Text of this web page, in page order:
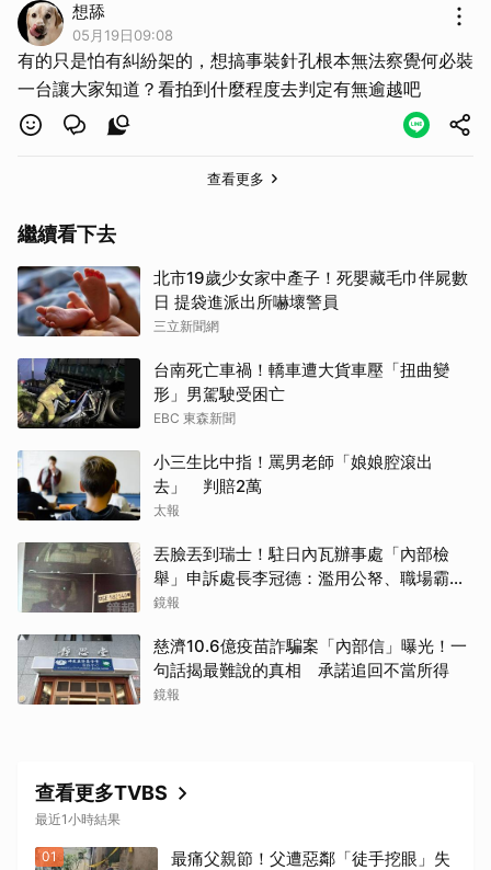
想舔
05月19日09:08
有的只是怕有糾紛架的，想搞事裝針孔根本無法察覺何必裝
一台讓大家知道？看拍到什麼程度去判定有無逾越吧
查看更多
繼續看下去
北市19歲少女家中產子！死嬰藏毛巾伴屍數
日 提袋進派出所嚇壞警員
三立新聞網
台南死亡車禍！轎車遭大貨車壓「扭曲變
形」男駕駛受困亡
EBC 東森新聞
小三生比中指！罵男老師「娘娘腔滾出
去」 判賠2萬
太報
丟臉丟到瑞士！駐日內瓦辦事處「內部檢
舉」申訴處長李冠德：濫用公帑、職場霸
凌、超速仔拒繳罰單 外交部要查了
鏡報
慈濟10.6億疫苗詐騙案「內部信」曝光！一
句話揭最難說的真相 承諾追回不當所得
鏡報
查看更多TVBS
最近1小時結果
01
最痛父親節！父遭惡鄰「徒手挖眼」失